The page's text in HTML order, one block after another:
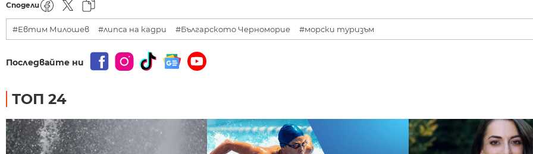
Сподели
#Евтим Милошев #липса на кадри #Българското Черноморие #морски туризъм
Последвайте ни
ТОП 24